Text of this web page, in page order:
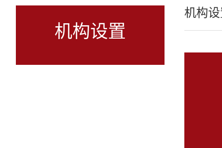
机构设置
机构